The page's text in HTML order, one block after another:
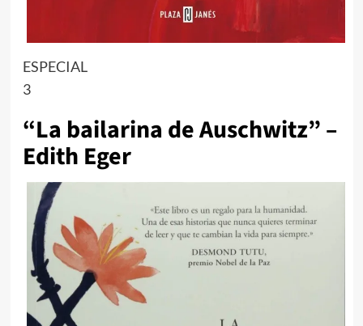
ESPECIAL
3
“La bailarina de Auschwitz” –
Edith Eger